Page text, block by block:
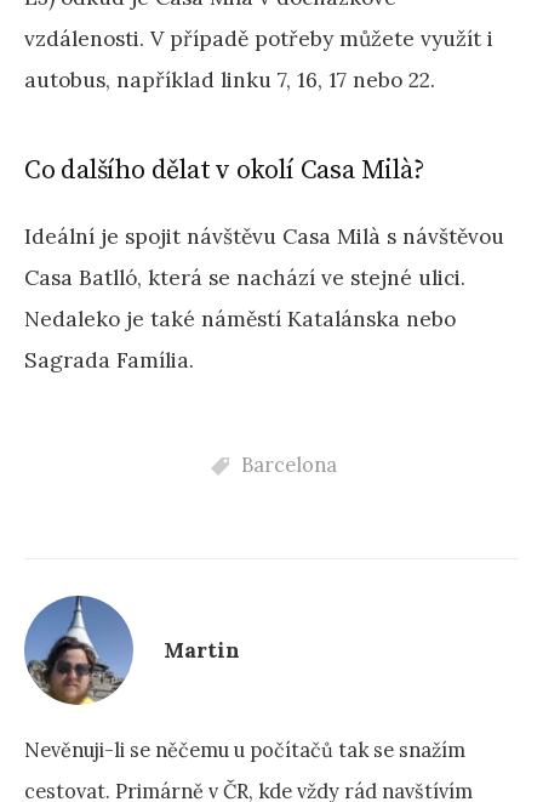
vzdálenosti. V případě potřeby můžete využít i
autobus, například linku 7, 16, 17 nebo 22.
Co dalšího dělat v okolí Casa Milà?
Ideální je spojit návštěvu Casa Milà s návštěvou
Casa Batlló, která se nachází ve stejné ulici.
Nedaleko je také náměstí Katalánska nebo
Sagrada Família.
Barcelona
Martin
Nevěnuji-li se něčemu u počítačů tak se snažím
cestovat. Primárně v ČR, kde vždy rád navštívím